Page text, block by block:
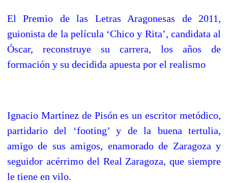
El Premio de las Letras Aragonesas de 2011,
guionista de la película ‘Chico y Rita’, candidata al
Óscar, reconstruye su carrera, los años de
formación y su decidida apuesta por el realismo
Ignacio Martínez de Pisón es un escritor metódico,
partidario del ‘footing’ y de la buena tertulia,
amigo de sus amigos, enamorado de Zaragoza y
seguidor acérrimo del Real Zaragoza, que siempre
le tiene en vilo.